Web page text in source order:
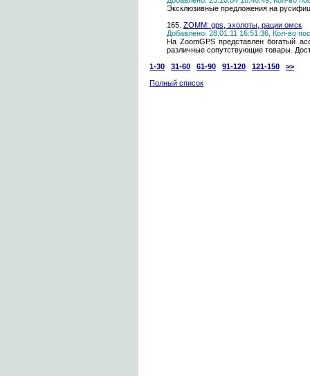
Эксклюзивные предложения на
165. ZOMM: gps, эхолоты, рации омск
Добавлено: 28.01.11 16:51:36, Кол-во
На ZoomGPS представлен богатый
различные сопутствующие товары.
1-30
31-60 61-90 91-120 121-150
>>
Полный список